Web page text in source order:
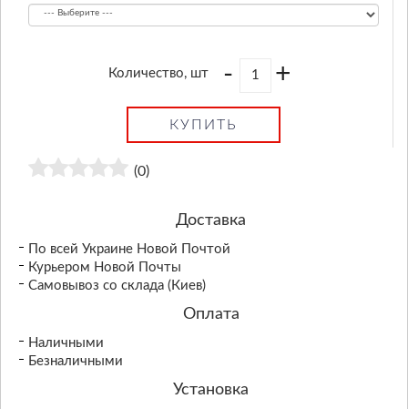
Количество, шт - +
КУПИТЬ
(0)
Доставка
По всей Украине Новой Почтой
Курьером Новой Почты
Самовывоз со склада (Киев)
Оплата
Наличными
Безналичными
Установка